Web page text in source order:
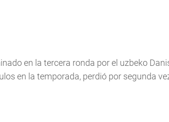
en la tercera ronda por el uzbeko
en la temporada, perdió por segunda